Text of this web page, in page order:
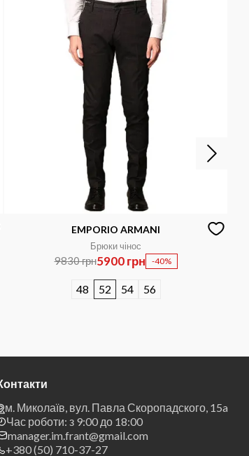
EMPORIO ARMANI
Брюки чінос
9830 грн5900 грн -40%
48 52 54 56
м. Миколаїв, вул. Павла Скоропадского, 15a
Час роботи: з 9:00 до 18:00
manager.im.frant@gmail.com
+380 (50) 710-37-27